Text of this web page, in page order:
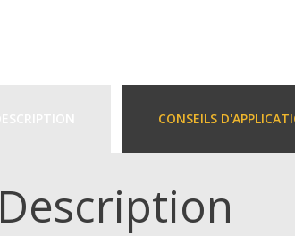
CONSEILS
Description